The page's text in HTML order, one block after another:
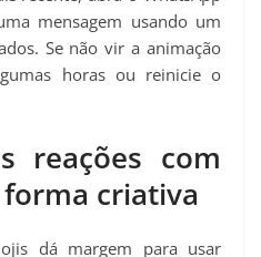
mensagem usando um
Se não vir a animação
horas ou reinicie o
reações com
criativa
dá margem para usar